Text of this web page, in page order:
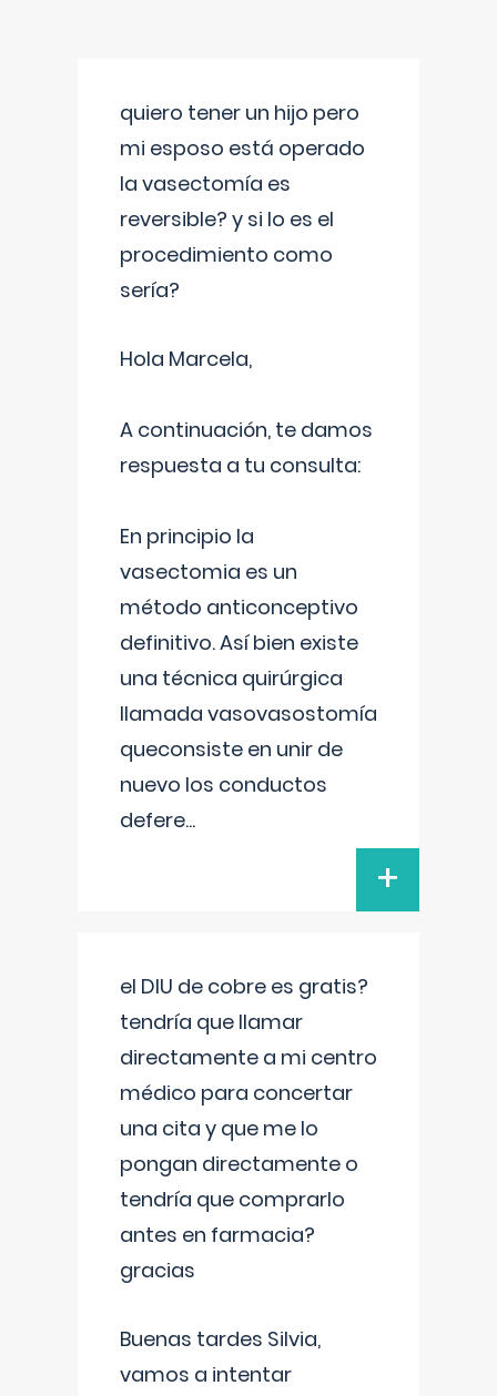
quiero tener un hijo pero
mi esposo está operado
la vasectomía es
reversible? y si lo es el
procedimiento como
sería?
Hola Marcela,
A continuación, te damos
respuesta a tu consulta:
En principio la
vasectomia es un
método anticonceptivo
definitivo. Así bien existe
una técnica quirúrgica
llamada vasovasostomía
queconsiste en unir de
nuevo los conductos
defere...
+
el DIU de cobre es gratis?
tendría que llamar
directamente a mi centro
médico para concertar
una cita y que me lo
pongan directamente o
tendría que comprarlo
antes en farmacia?
gracias
Buenas tardes Silvia,
vamos a intentar